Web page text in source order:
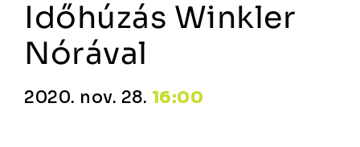
Időhúzás Winkler
Nórával
2020. nov. 28. 16:00